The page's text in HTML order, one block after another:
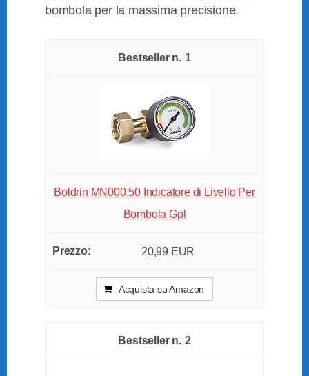
bombola per la massima precisione.
1
Boldrin MN000.50 Indicatore di Livello Per
Bombola Gpl
20,99 EUR
Acquista su Amazon
2